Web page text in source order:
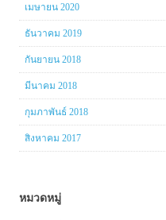
เมษายน 2020
ธันวาคม 2019
กันยายน 2018
มีนาคม 2018
กุมภาพันธ์ 2018
สิงหาคม 2017
หมวดหมู่